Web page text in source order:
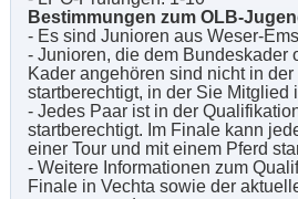
Bestimmungen zum OLB-
- Es sind Junioren aus Weser-
- Junioren, die dem Bundeskader
Kader angehören sind nicht in
startberechtigt, in der Sie Mitglied
- Jedes Paar ist in der
startberechtigt. Im Finale kann
einer Tour und mit einem Pferd
- Weitere Informationen zum
Finale in Vechta sowie der